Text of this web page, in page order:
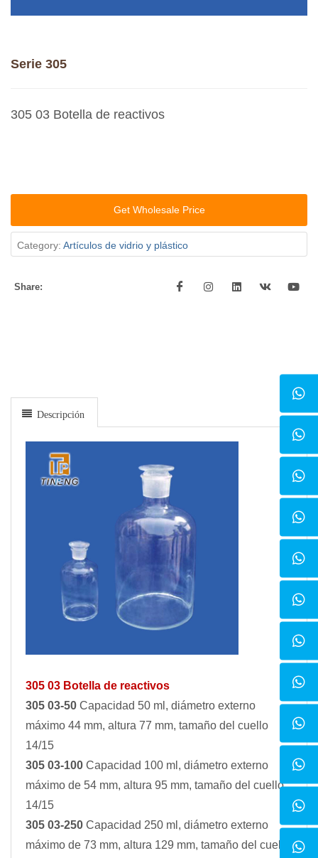
Serie 305
305 03 Botella de reactivos
Get Wholesale Price
Category: Artículos de vidrio y plástico
Share:
Descripción
305 03 Botella de reactivos
305 03-50 Capacidad 50 ml, diámetro externo
máximo 44 mm, altura 77 mm, tamaño del cuello
14/15
305 03-100 Capacidad 100 ml, diámetro externo
máximo de 54 mm, altura 95 mm, tamaño del cuello
14/15
305 03-250 Capacidad 250 ml, diámetro externo
máximo de 73 mm, altura 129 mm, tamaño del cuello